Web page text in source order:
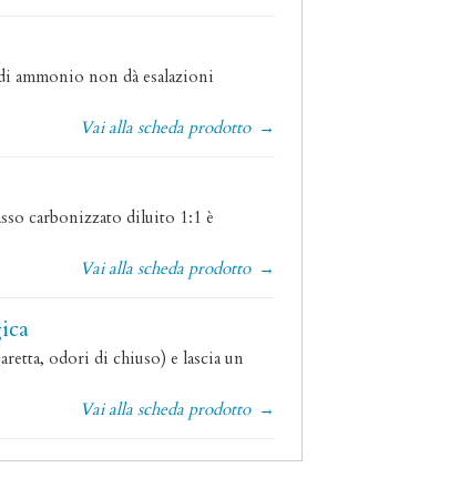
ammonio non dà esalazioni
Vai alla scheda prodotto →
carbonizzato diluito 1:1 è
Vai alla scheda prodotto →
odori di chiuso) e lascia un
Vai alla scheda prodotto →